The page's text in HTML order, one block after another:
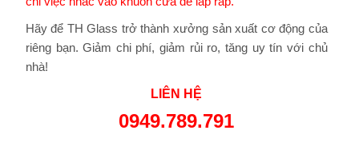
Hãy để TH Glass trở thành xưởng sản xuất cơ động của
riêng bạn. Giảm chi phí, giảm rủi ro, tăng uy tín với chủ
nhà!
LIÊN HỆ
0949.789.791